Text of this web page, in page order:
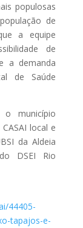
populosas
de
a equipe
de
a demanda
de Saúde
o município
local e
da Aldeia
DSEI Rio
44405-
tapajos-e-